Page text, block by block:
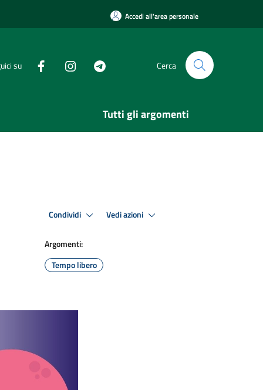
Accedi all'area personale
su Cerca
Tutti gli argomenti
Condividi Vedi azioni
Argomenti:
Tempo libero